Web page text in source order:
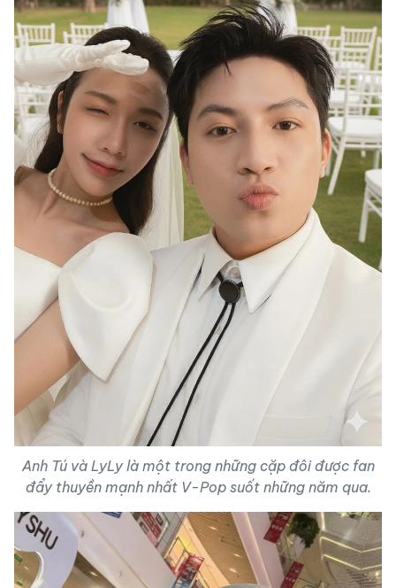
Anh Tú và LyLy là một trong những cặp đôi được fan
đẩy thuyền mạnh nhất V-Pop suốt những năm qua.